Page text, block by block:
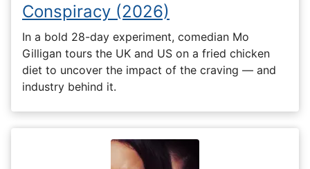
Conspiracy (2026)
In a bold 28-day experiment, comedian Mo
Gilligan tours the UK and US on a fried chicken
diet to uncover the impact of the craving — and
industry behind it.